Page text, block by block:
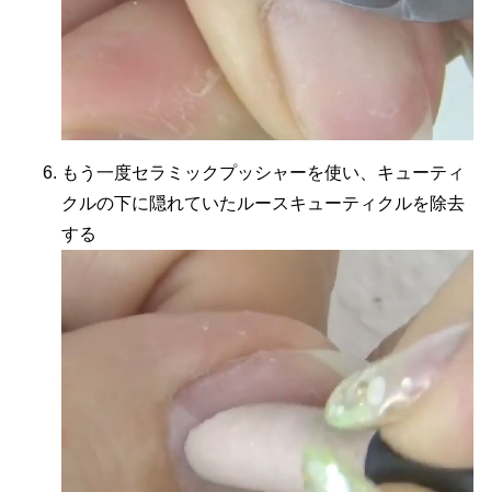
もう一度セラミックプッシャーを使い、キューティ
クルの下に隠れていたルースキューティクルを除去
する